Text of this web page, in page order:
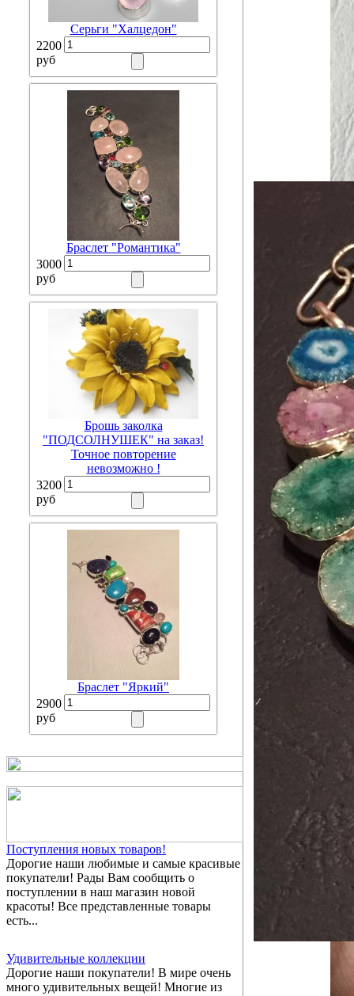
Серьги "Халцедон"
2200
руб
Браслет "Романтика"
3000
руб
Брошь заколка
"ПОДСОЛНУШЕК" на заказ!
Точное повторение
невозможно !
3200
руб
Браслет "Яркий"
2900
руб
Поступления новых товаров!
Дорогие наши любимые и самые красивые
покупатели! Рады Вам сообщить о
поступлении в наш магазин новой
красоты! Все представленные товары
есть...
Удивительные коллекции
Дорогие наши покупатели! В мире очень
много удивительных вещей! Многие из